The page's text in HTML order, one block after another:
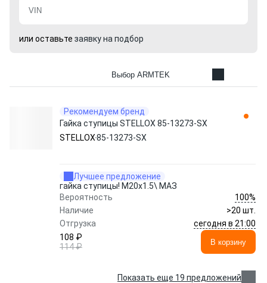
или оставьте заявку на подбор
Выбор ARMTEK
Рекомендуем бренд
Гайка ступицы STELLOX 85-13273-SX
STELLOX85-13273-SX
Лучшее предложение
гайка ступицы! M20x1.5\ МАЗ
Вероятность
100%
Наличие
>20 шт.
Отгрузка
сегодня в 21:00
108 ₽
114 ₽
В корзину
Показать еще 19 предложений